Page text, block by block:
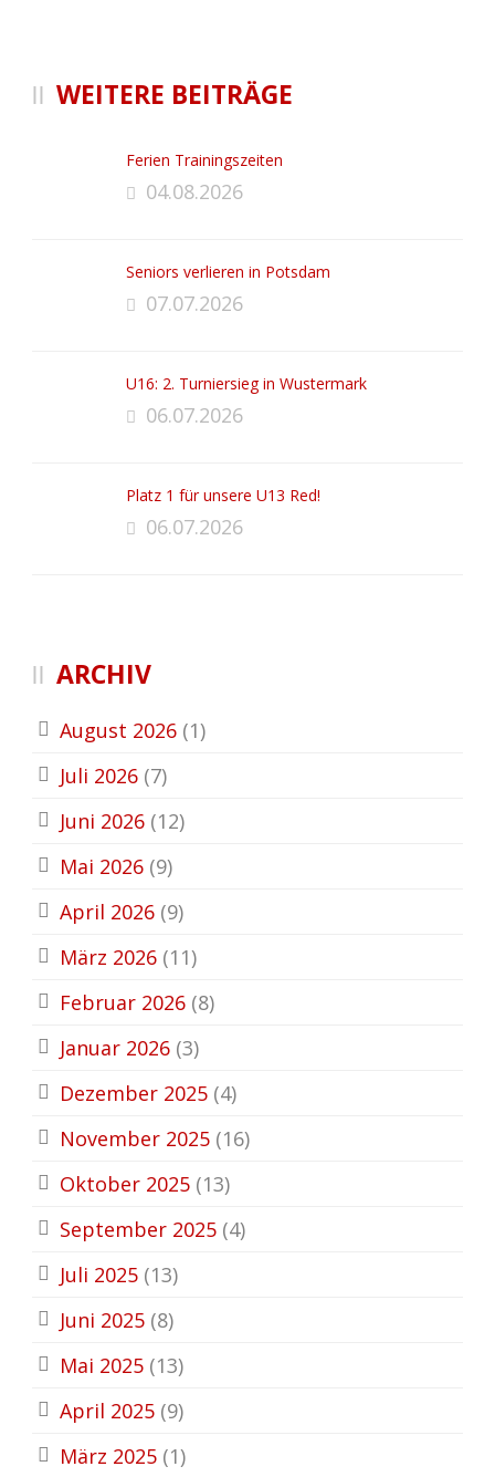
WEITERE BEITRÄGE
Ferien Trainingszeiten
04.08.2026
Seniors verlieren in Potsdam
07.07.2026
U16: 2. Turniersieg in Wustermark
06.07.2026
Platz 1 für unsere U13 Red!
06.07.2026
ARCHIV
August 2026 (1)
Juli 2026 (7)
Juni 2026 (12)
Mai 2026 (9)
April 2026 (9)
März 2026 (11)
Februar 2026 (8)
Januar 2026 (3)
Dezember 2025 (4)
November 2025 (16)
Oktober 2025 (13)
September 2025 (4)
Juli 2025 (13)
Juni 2025 (8)
Mai 2025 (13)
April 2025 (9)
März 2025 (1)